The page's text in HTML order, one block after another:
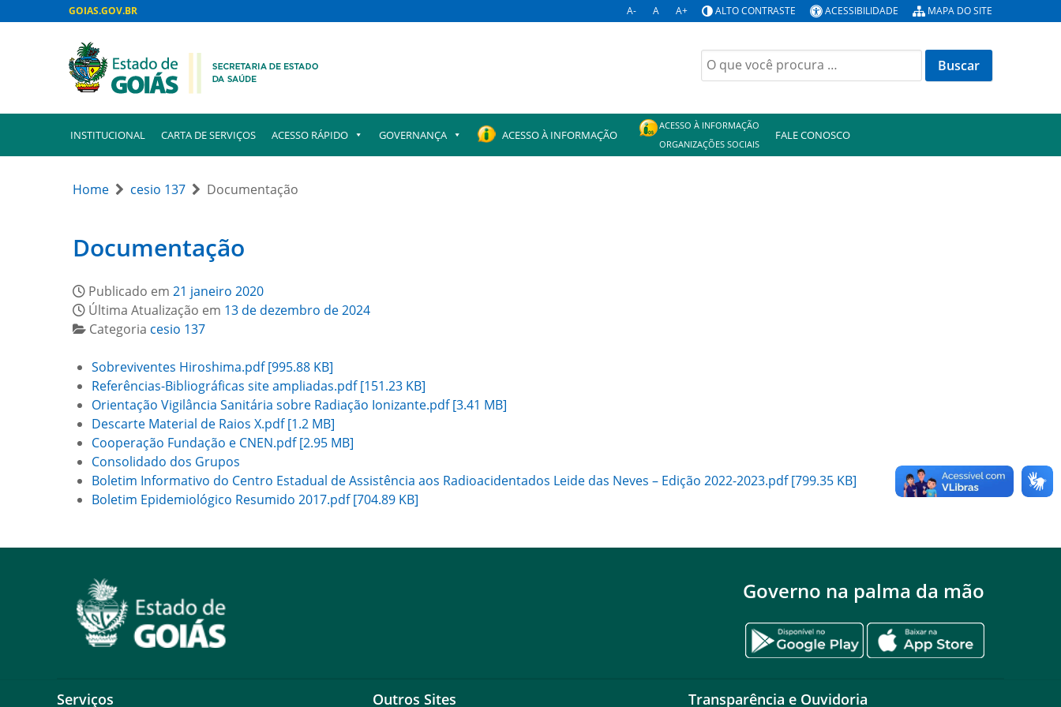
GOIAS.GOV.BR A- A A+ ALTO CONTRASTE ACESSIBILIDADE MAPA DO SITE
Buscar
por:
INSTITUCIONAL CARTA DE SERVIÇOS ACESSO RÁPIDO GOVERNANÇA ACESSO À INFORMAÇÃO
ACESSO À INFORMAÇÃO
ORGANIZAÇÕES SOCIAIS
FALE CONOSCO
Home cesio 137 Documentação
Documentação
Publicado em 21 janeiro 2020
Última Atualização em 13 de dezembro de 2024
Categoria cesio 137
Sobreviventes Hiroshima.pdf [995.88 KB]
Referências-Bibliográficas site ampliadas.pdf [151.23 KB]
Orientação Vigilância Sanitária sobre Radiação Ionizante.pdf [3.41 MB]
Descarte Material de Raios X.pdf [1.2 MB]
Cooperação Fundação e CNEN.pdf [2.95 MB]
Consolidado dos Grupos
Boletim Informativo do Centro Estadual de Assistência aos Radioacidentados Leide das Neves – Edição 2022-2023.pdf [799.35 KB]
Boletim Epidemiológico Resumido 2017.pdf [704.89 KB]
Governo na palma da mão
Serviços Outros Sites Transparência e Ouvidoria